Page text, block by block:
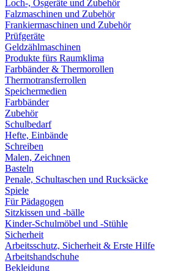
Loch-, Ösgeräte und Zubehör
Falzmaschinen und Zubehör
Frankiermaschinen und Zubehör
Prüfgeräte
Geldzählmaschinen
Produkte fürs Raumklima
Farbbänder & Thermorollen
Thermotransferrollen
Speichermedien
Farbbänder
Zubehör
Schulbedarf
Hefte, Einbände
Schreiben
Malen, Zeichnen
Basteln
Penale, Schultaschen und Rucksäcke
Spiele
Für Pädagogen
Sitzkissen und -bälle
Kinder-Schulmöbel und -Stühle
Sicherheit
Arbeitsschutz, Sicherheit & Erste Hilfe
Arbeitshandschuhe
Bekleidung